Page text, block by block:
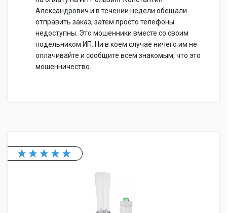
Александрович и в течении недели обещали
отправить заказ, затем просто телефоны
недоступны. Это мошенники вместе со своим
подельником ИП. Ни в коем случае ничего им не
оплачивайте и сообщите всем знакомым, что это
мошенничество.